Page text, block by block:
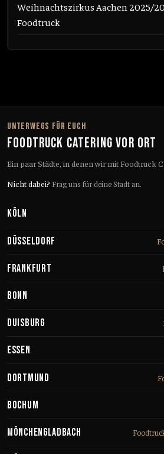
Weihnachtszirkus Aachen 2025/
Foodtruck
UNTERWEGS FÜR EUCH
FOODTRUCK CATERING VOR ORT
Ein paar Städte, in denen wir mit Foodtruck
Nicht dabei? Frag uns für deine Stadt an.
Köln
Düsseldorf
Frankfurt
Bonn
Duisburg
Essen
Dortmund
Bochum
Mönchengladbach